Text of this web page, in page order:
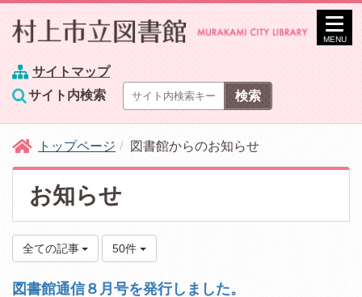
サイトマップ
サイト内検索
MENU
トップページ 図書館からのお知らせ
お知らせ
全ての記事 50件
図書館通信８月号を発行しました。